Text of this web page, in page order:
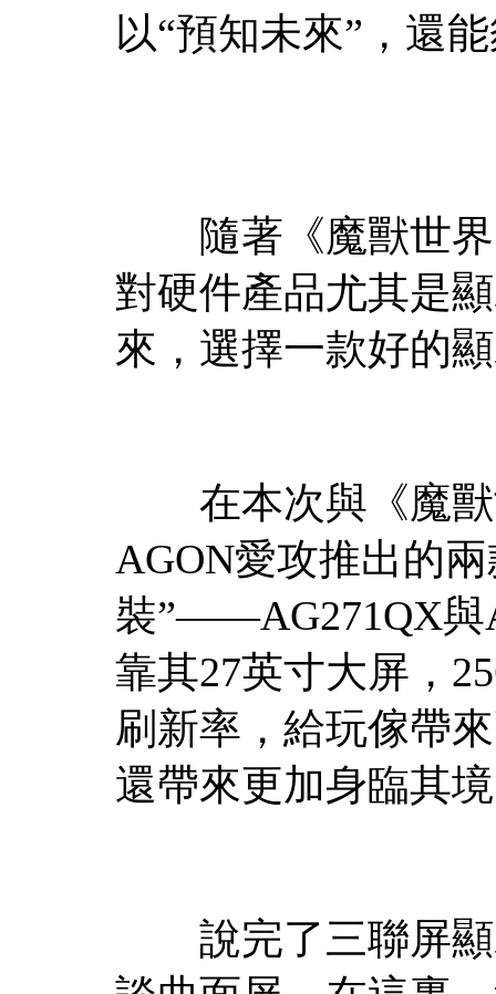
以“預知未來”，還
隨著《魔獸世界
對硬件產品尤其是
來，選擇一款好的
在本次與《魔獸
AGON愛攻推出的
裝”――AG271QX與
靠其27英寸大屏，
刷新率，給玩傢帶
還帶來更加身臨其
說完了三聯屏顯